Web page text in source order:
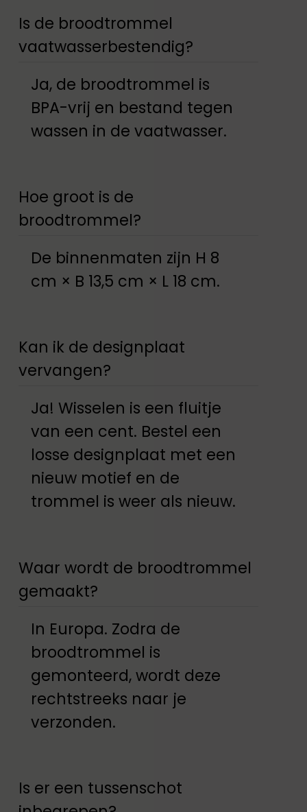
Is de broodtrommel
vaatwasserbestendig?
Ja, de broodtrommel is
BPA-vrij en bestand tegen
wassen in de vaatwasser.
Hoe groot is de
broodtrommel?
De binnenmaten zijn H 8
cm × B 13,5 cm × L 18 cm.
Kan ik de designplaat
vervangen?
Ja! Wisselen is een fluitje
van een cent. Bestel een
losse designplaat met een
nieuw motief en de
trommel is weer als nieuw.
Waar wordt de broodtrommel
gemaakt?
In Europa. Zodra de
broodtrommel is
gemonteerd, wordt deze
rechtstreeks naar je
verzonden.
Is er een tussenschot